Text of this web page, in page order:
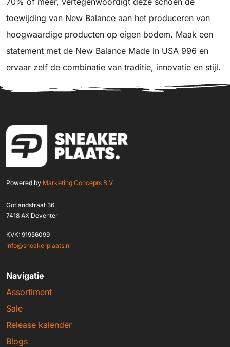
toewijding van New Balance aan het produceren van
hoogwaardige producten op eigen bodem. Maak een
statement met de New Balance Made in USA 996 en
ervaar zelf de combinatie van traditie, innovatie en stijl.
Powered by Marketing Concepts B.V.
Gotlandstraat 36
7418 AX Deventer
KVK: 91956099
info@sneakerplaats.nl
Navigatie
Assortiment
Sale
Release kalender
Blogs